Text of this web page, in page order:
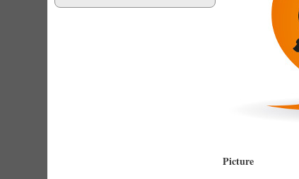
Picture